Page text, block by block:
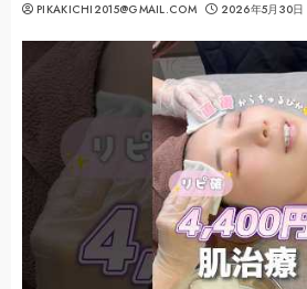
PIKAKICHI2015@GMAIL.COM 2026年5月30日